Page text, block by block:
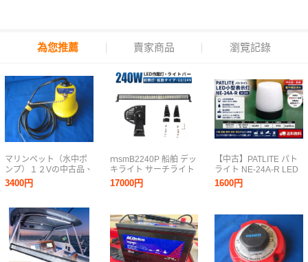
為您推薦 賣家商品 瀏覽記錄
マリンペット（水中ポ
ンプ）１２Vの中古品、
作動確認済、綺麗で
3400円
ｍsmB2240P 船舶 デッ
キライト サーチライト
240W 拡散 ledライトバ
ー 前照灯 補助灯 LED
保証
17000円
【中古】PATLITE パト
ライト NE-24A-R LED
小型表示灯 DC24V 白
色カバー付 回転灯 表示
1600円